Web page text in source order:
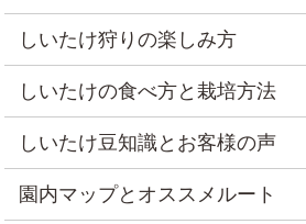
しいたけ狩りの楽しみ方
しいたけの食べ方と栽培方法
しいたけ豆知識とお客様の声
園内マップとオススメルート